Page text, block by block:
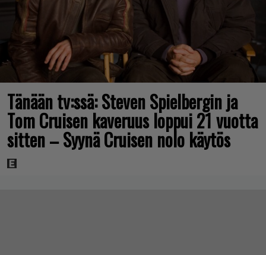
Tänään tv:ssä: Steven Spielbergin ja
Tom Cruisen kaveruus loppui 21 vuotta
sitten – Syynä Cruisen nolo käytös